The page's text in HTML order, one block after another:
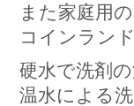
また家庭用
コインラン
硬水で洗剤
温水による